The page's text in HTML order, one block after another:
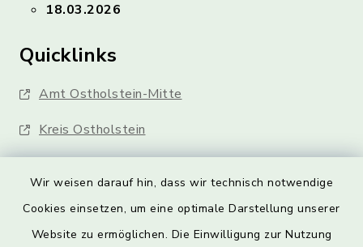
Wir weisen darauf hin, dass wir technisch notwendige
Cookies einsetzen, um eine optimale Darstellung unserer
Website zu ermöglichen. Die Einwilligung zur Nutzung
18.03.2026
Quicklinks
Amt Ostholstein-Mitte
Kreis Ostholstein